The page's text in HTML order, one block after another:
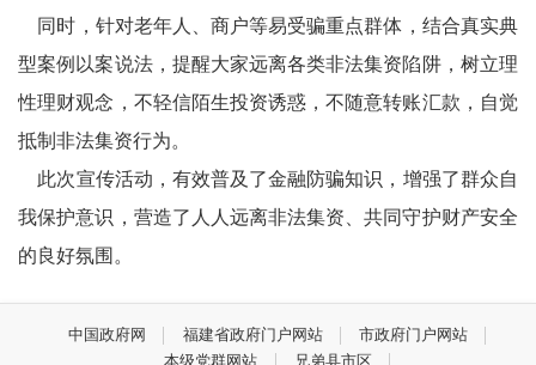
同时，针对老年人、商户等易受骗重点群体，结合真实典
型案例以案说法，提醒大家远离各类非法集资陷阱，树立理
性理财观念，不轻信陌生投资诱惑，不随意转账汇款，自觉
抵制非法集资行为。
此次宣传活动，有效普及了金融防骗知识，增强了群众自
我保护意识，营造了人人远离非法集资、共同守护财产安全
的良好氛围。
中国政府网 福建省政府门户网站
市政府门户网站
本级党群网站
兄弟县市区